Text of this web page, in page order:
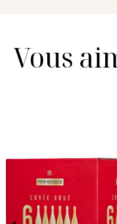
Vous